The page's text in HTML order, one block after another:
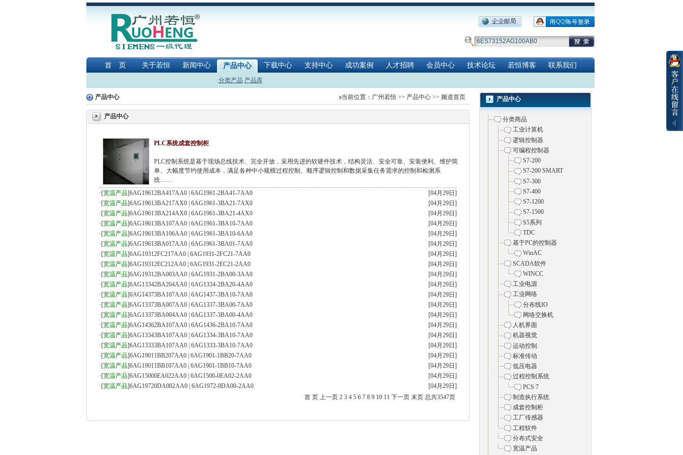
首 页 关于若恒 新闻中心 产品中心 下载中心 支持中心 成功案例 人才招聘 会员中心 技术论坛 若恒博客 联系我们
分类产品 产品库
产品中心 当前位置： 广州若恒>> 产品中心>> 频道首页
产品中心
PLC系统成套控制柜
PLC控制系统是基于现场总线技术、完全开放，采用先进的软硬件技术，结构灵活、安全可靠、安装便利、维护简
单、大幅度节约使用成本，满足各种中小规模过程控制、顺序逻辑控制和数据采集任务需求的控制和检测系
统……
·[宽温产品]6AG19612BA417AA0 | 6AG1961-2BA41-7AA0
[04月29日]
·[宽温产品]6AG19613BA217AX0 | 6AG1961-3BA21-7AX0
[04月29日]
·[宽温产品]6AG19613BA214AX0 | 6AG1961-3BA21-4AX0
[04月29日]
·[宽温产品]6AG19613BA107AA0 | 6AG1961-3BA10-7AA0
[04月29日]
·[宽温产品]6AG19613BA106AA0 | 6AG1961-3BA10-6AA0
[04月29日]
·[宽温产品]6AG19613BA017AA0 | 6AG1961-3BA01-7AA0
[04月29日]
·[宽温产品]6AG19312FC217AA0 | 6AG1931-2FC21-7AA0
[04月29日]
·[宽温产品]6AG19312EC212AA0 | 6AG1931-2EC21-2AA0
[04月29日]
·[宽温产品]6AG19312BA003AA0 | 6AG1931-2BA00-3AA0
[04月29日]
·[宽温产品]6AG13342BA204AA0 | 6AG1334-2BA20-4AA0
[04月29日]
·[宽温产品]6AG14373BA107AA0 | 6AG1437-3BA10-7AA0
[04月29日]
·[宽温产品]6AG13373BA007AA0 | 6AG1337-3BA00-7AA0
[04月29日]
·[宽温产品]6AG13373BA004AA0 | 6AG1337-3BA00-4AA0
[04月29日]
·[宽温产品]6AG14362BA107AA0 | 6AG1436-2BA10-7AA0
[04月29日]
·[宽温产品]6AG13343BA107AA0 | 6AG1334-3BA10-7AA0
[04月29日]
·[宽温产品]6AG13333BA107AA0 | 6AG1333-3BA10-7AA0
[04月29日]
·[宽温产品]6AG19011BB207AA0 | 6AG1901-1BB20-7AA0
[04月29日]
·[宽温产品]6AG19011BB107AA0 | 6AG1901-1BB10-7AA0
[04月29日]
·[宽温产品]6AG15000EA022AA0 | 6AG1500-0EA02-2AA0
[04月29日]
·[宽温产品]6AG19720DA002AA0 | 6AG1972-0DA00-2AA0
[04月29日]
首 页 上一页 2 3 4 5 6 7 8 9 10 11 下一页 末页 总共3547页
产品中心
分类商品
工业计算机
逻辑控制器
可编程控制器
S7-200
S7-200 SMART
S7-300
S7-400
S7-1200
S7-1500
S5系列
TDC
基于PC的控制器
WinAC
SCADA软件
WINCC
工业电源
工业网络
分布线IO
网络交换机
人机界面
机器视觉
运动控制
标准传动
低压电器
过程控制系统
PCS 7
制造执行系统
成套控制柜
工厂传感器
工程软件
分布式安全
宽温产品